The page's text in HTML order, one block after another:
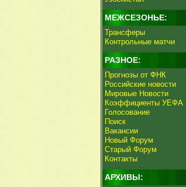
МЕЖСЕЗОНЬЕ:
Трансферы
Контрольные матчи
РАЗНОЕ:
Прогнозы от ФНК
Российские новости
Мировые Новости
Коэффициенты УЕФА
Голосование
Поиск
Вакансии
Новый Форум
Старый Форум
Контакты
АРХИВЫ: